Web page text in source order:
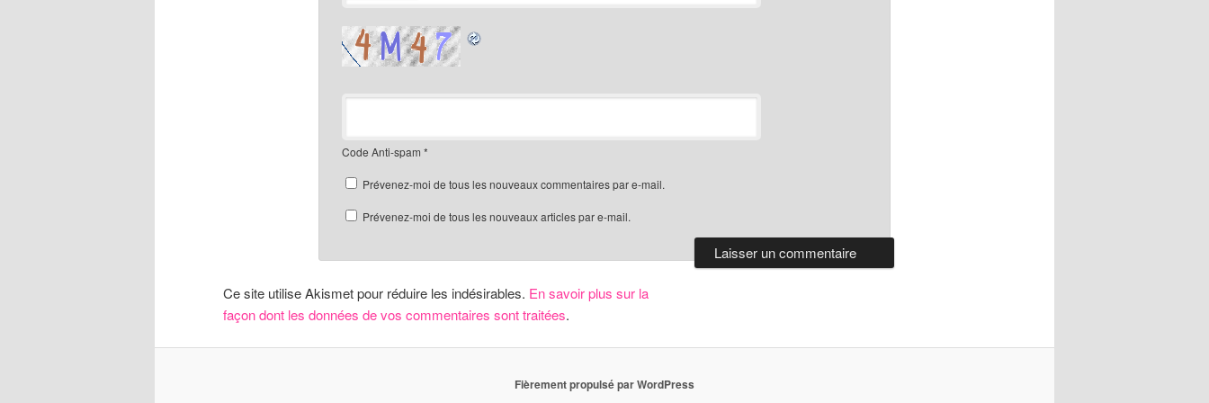
Code Anti-spam *
Prévenez-moi de tous les nouveaux commentaires par e-mail.
Prévenez-moi de tous les nouveaux articles par e-mail.
Ce site utilise Akismet pour réduire les indésirables. En savoir plus sur la
façon dont les données de vos commentaires sont traitées.
Fièrement propulsé par WordPress